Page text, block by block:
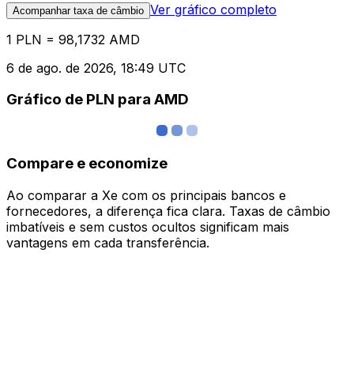
Acompanhar taxa de câmbio Ver gráfico completo
1 PLN = 98,1732 AMD
6 de ago. de 2026, 18:49 UTC
Gráfico de PLN para AMD
Compare e economize
Ao comparar a Xe com os principais bancos e
fornecedores, a diferença fica clara. Taxas de câmbio
imbatíveis e sem custos ocultos significam mais
vantagens em cada transferência.